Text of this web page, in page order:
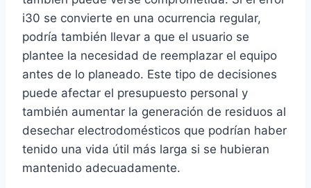
i30 se convierte en una ocurrencia regular,
podría también llevar a que el usuario se
plantee la necesidad de reemplazar el equipo
antes de lo planeado. Este tipo de decisiones
puede afectar el presupuesto personal y
también aumentar la generación de residuos al
desechar electrodomésticos que podrían haber
tenido una vida útil más larga si se hubieran
mantenido adecuadamente.